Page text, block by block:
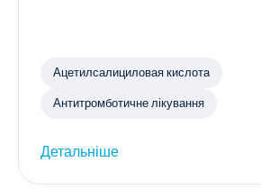
Ацетилсалициловая кислота
Антитромботичне лікування
Детальніше